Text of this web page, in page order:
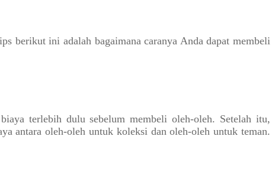
berikut ini adalah bagaimana caranya Anda dapat membeli
terlebih dulu sebelum membeli oleh-oleh. Setelah itu,
antara oleh-oleh untuk koleksi dan oleh-oleh untuk teman.